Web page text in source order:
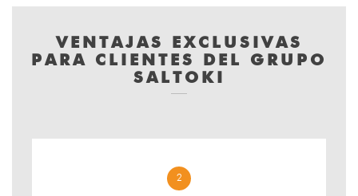
VENTAJAS EXCLUSIVAS
PARA CLIENTES DEL GRUPO
SALTOKI
2